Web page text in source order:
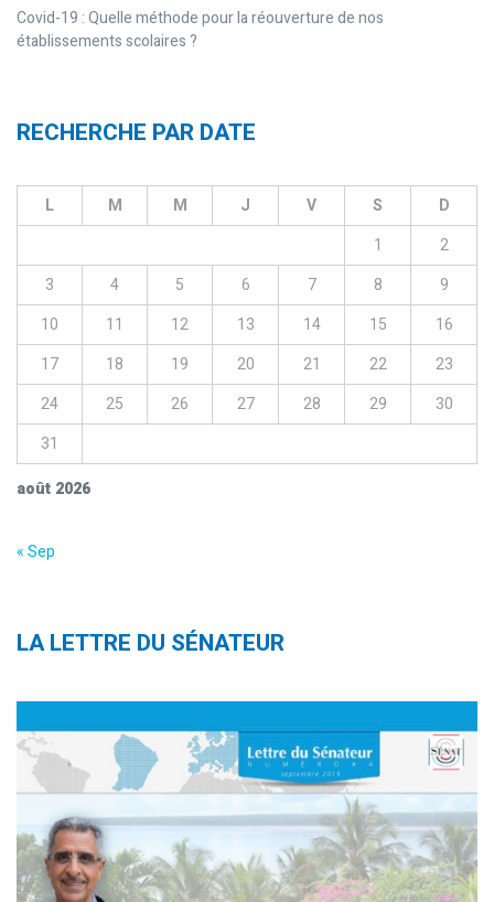
Covid-19 : Quelle méthode pour la réouverture de nos
établissements scolaires ?
RECHERCHE PAR DATE
août 2026
L M M J V S
D
1
2
3
4 5 6 7 8
9
10
11 12 13 14 15
16
17
18 19 20 21 22
23
24
25 26 27 28 29
30
31
« Sep
LA LETTRE DU SÉNATEUR